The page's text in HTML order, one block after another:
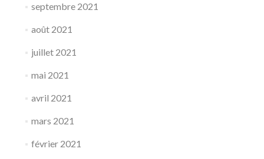
septembre 2021
août 2021
juillet 2021
mai 2021
avril 2021
mars 2021
février 2021